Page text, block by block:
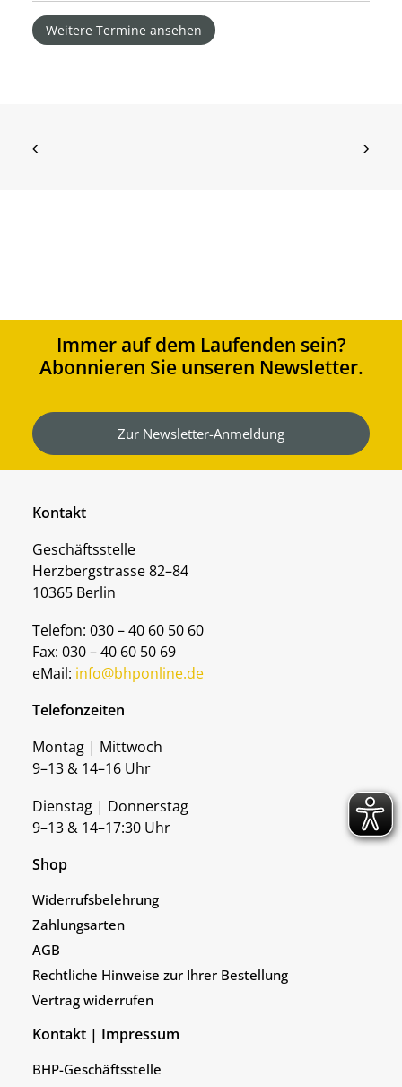
Weitere Termine ansehen
Immer auf dem Laufenden sein?
Abonnieren Sie unseren Newsletter.
Zur Newsletter-Anmeldung
Kontakt
Geschäftsstelle
Herzbergstrasse 82–84
10365 Berlin
Telefon: 030 – 40 60 50 60
Fax: 030 – 40 60 50 69
eMail: info@bhponline.de
Telefonzeiten
Montag | Mittwoch
9–13 & 14–16 Uhr
Dienstag | Donnerstag
9–13 & 14–17:30 Uhr
Shop
Widerrufsbelehrung
Zahlungsarten
AGB
Rechtliche Hinweise zur Ihrer Bestellung
Vertrag widerrufen
Kontakt | Impressum
BHP-Geschäftsstelle